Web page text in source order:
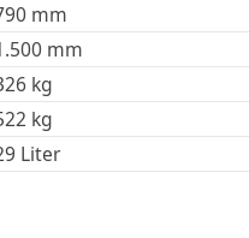
mm
mm
kg
kg
Liter